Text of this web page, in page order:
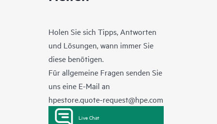
Holen Sie sich Tipps, Antworten
und Lösungen, wann immer Sie
diese benötigen.
Für allgemeine Fragen senden Sie
uns eine E-Mail an
hpestore.quote-request@hpe.com
Live Chat